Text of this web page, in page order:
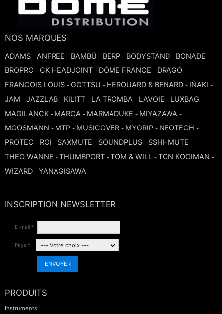
TROMPETTE CORNET BUGLE
TUBA
NOS MARQUES
ADAMS - ANFREE - BAMBÚ - BERP - BODYSTAND - BONADE -
BROPRO - CK HEADJOINT - DÔME FRANCE - DRAGO -
FRANCOIS LOUIS - GOTTSU - HEROUARD & BENARD - IÑAKI -
JAM - JAZZLAB - KILITT - LA TROMBA - LAVOIE - LUXBAG -
MAGILANCK - MARCA - MARMADUKE - MIYAZAWA -
MOOSMANN - MTP - MUSICOVER - MYGRIP - NEOTECH -
PROTEC - ROI - SAXMUTE - SOUNDPLUS - SSHHMUTE -
THEO WANNE - THUMBPORT - TOM & WILL - TON KOOIMAN -
WIZARD - YANAGISAWA
INSCRIPTION NEWSLETTER
E-mail *
Pays *
ENVOYER
PRODUITS
Instruments